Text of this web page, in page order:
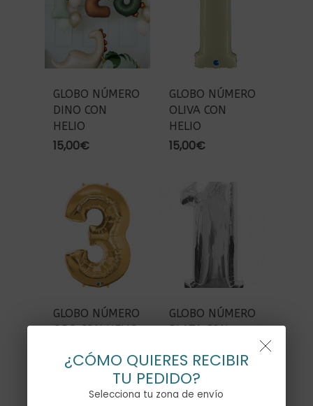
GLOBO NÚMERO
DINO CON
HELIO
15,00€
GLOBO NÚMERO
OLIVA CON
HELIO
15,00€
GLOBO NÚMERO
ORO CON HELIO
€
GLOBO NÚMERO
PLATA CON
15,00€
¿CÓMO QUIERES RECIBIR
TU PEDIDO?
Selecciona tu zona de envío